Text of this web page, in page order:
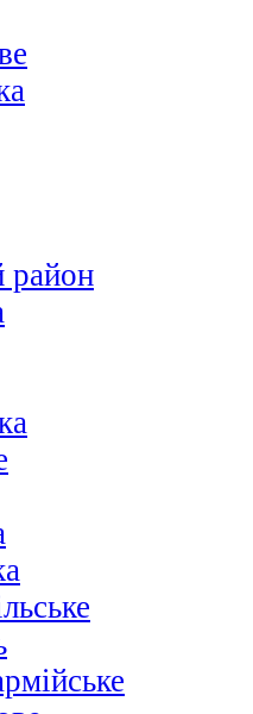
район